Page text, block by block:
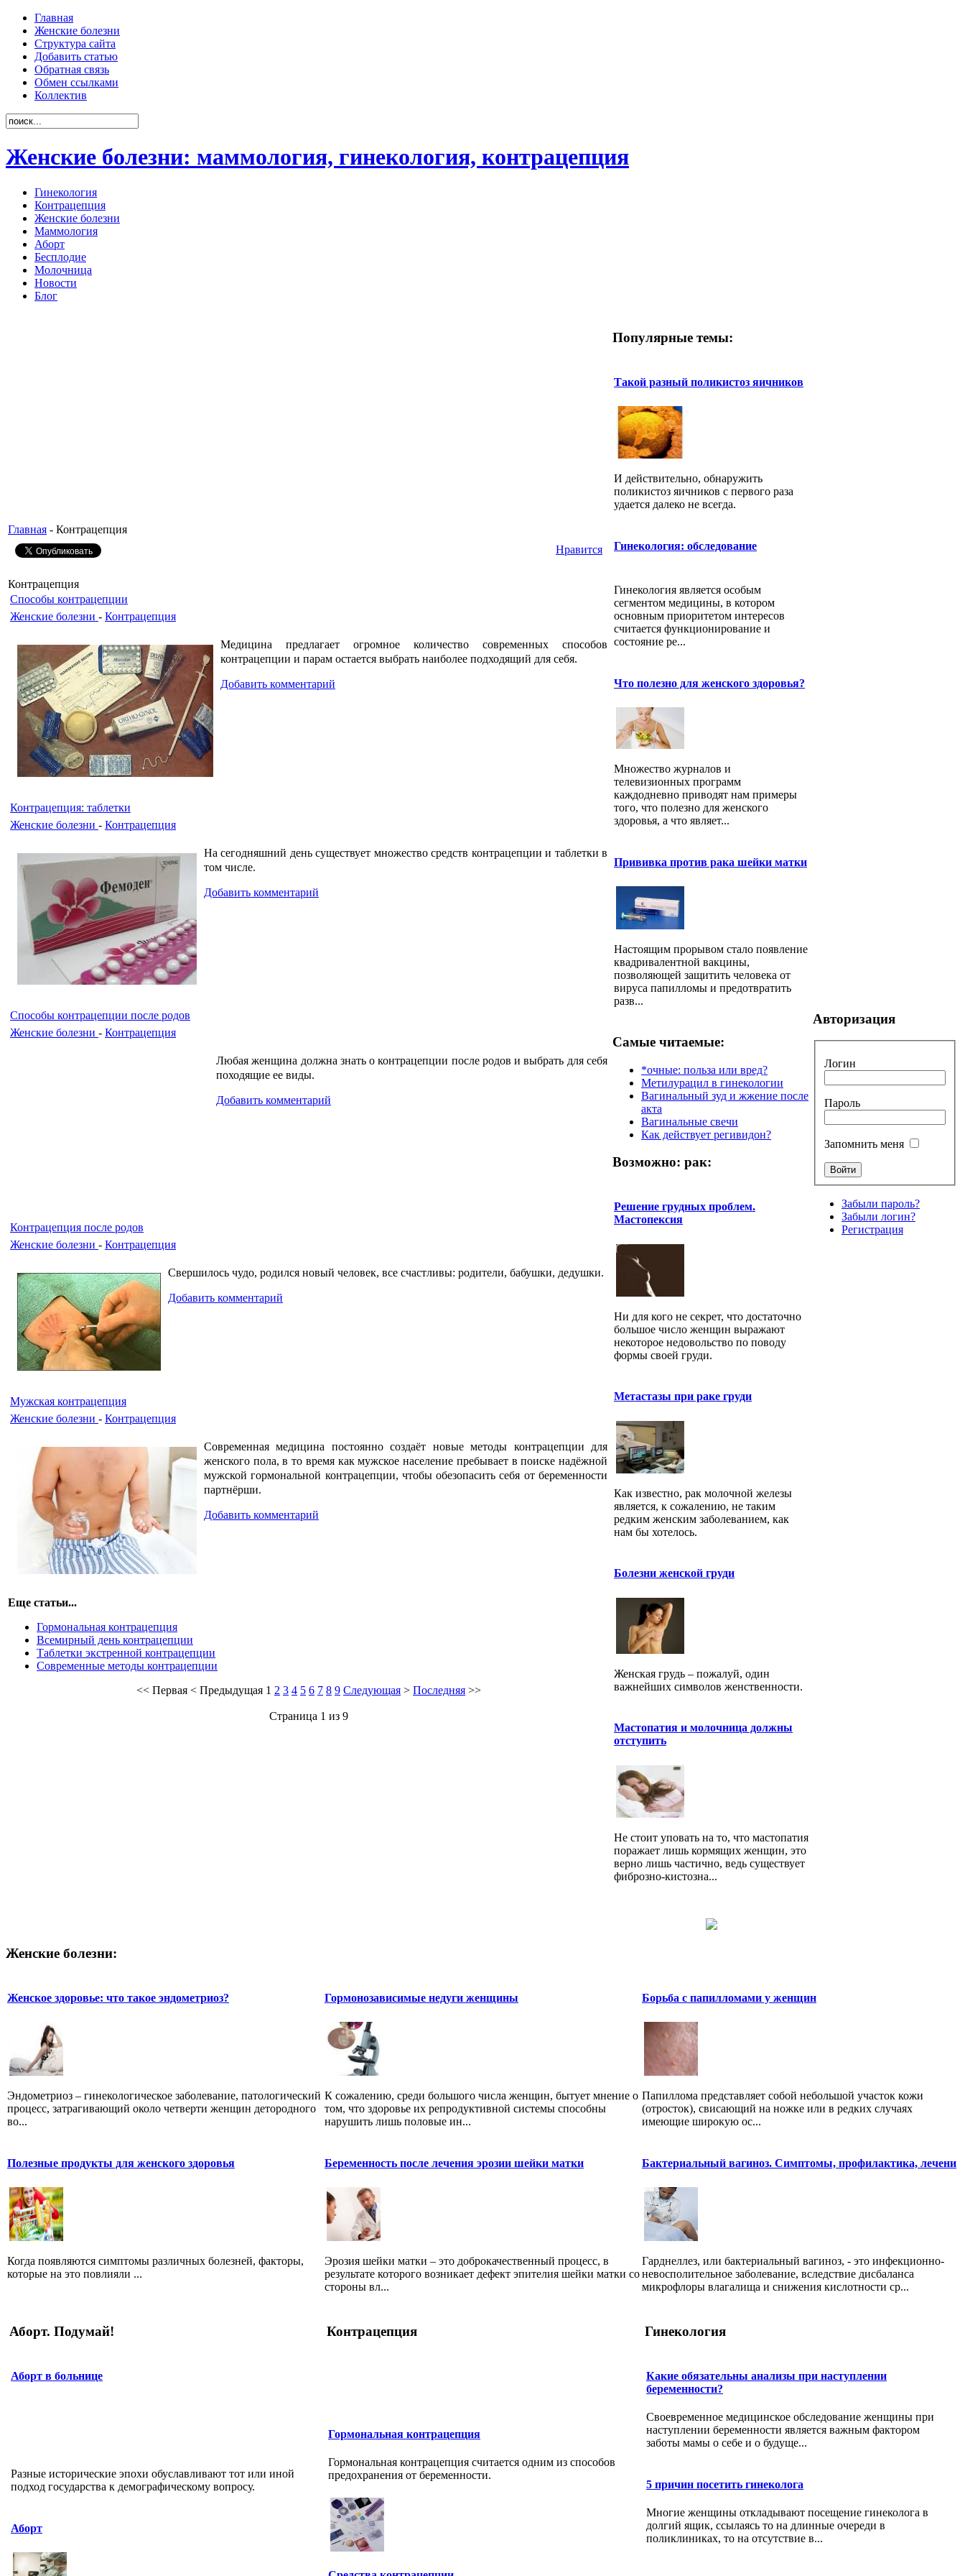
Главная
Женские болезни
Структура сайта
Добавить статью
Обратная связь
Обмен ссылками
Коллектив
Женские болезни: маммология, гинекология, контрацепция
Гинекология
Контрацепция
Женские болезни
Маммология
Аборт
Бесплодие
Молочница
Новости
Блог
Главная - Контрацепция
Нравится
Контрацепция
Способы контрацепции
Женские болезни - Контрацепция
Медицина предлагает огромное количество современных способов
контрацепции и парам остается выбрать наиболее подходящий для себя.
Добавить комментарий
Контрацепция: таблетки
Женские болезни - Контрацепция
На сегодняшний день существует множество средств контрацепции и таблетки в
том числе.
Добавить комментарий
Способы контрацепции после родов
Женские болезни - Контрацепция
Любая женщина должна знать о контрацепции после родов и выбрать для себя
походящие ее виды.
Добавить комментарий
Контрацепция после родов
Женские болезни - Контрацепция
Свершилось чудо, родился новый человек, все счастливы: родители, бабушки, дедушки.
Добавить комментарий
Мужская контрацепция
Женские болезни - Контрацепция
Современная медицина постоянно создаёт новые методы контрацепции для
женского пола, в то время как мужское население пребывает в поиске надёжной
мужской гормональной контрацепции, чтобы обезопасить себя от беременности
партнёрши.
Добавить комментарий
Еще статьи...
Гормональная контрацепция
Всемирный день контрацепции
Таблетки экстренной контрацепции
Современные методы контрацепции
<< Первая < Предыдущая 1 2 3 4 5 6 7 8 9 Следующая > Последняя >>
Страница 1 из 9
Популярные темы:
Такой разный поликистоз яичников
И действительно, обнаружить
поликистоз яичников с первого раза
удается далеко не всегда.
Гинекология: обследование
Гинекология является особым
сегментом медицины, в котором
основным приоритетом интересов
считается функционирование и
состояние ре...
Что полезно для женского здоровья?
Множество журналов и
телевизионных программ
каждодневно приводят нам примеры
того, что полезно для женского
здоровья, а что являет...
Прививка против рака шейки матки
Настоящим прорывом стало появление
квадривалентной вакцины,
позволяющей защитить человека от
вируса папилломы и предотвратить
разв...
Самые читаемые:
*очные: польза или вред?
Метилурацил в гинекологии
Вагинальный зуд и жжение после
акта
Вагинальные свечи
Как действует регивидон?
Возможно: рак:
Решение грудных проблем.
Мастопексия
Ни для кого не секрет, что достаточно
большое число женщин выражают
некоторое недовольство по поводу
формы своей груди.
Метастазы при раке груди
Как известно, рак молочной железы
является, к сожалению, не таким
редким женским заболеванием, как
нам бы хотелось.
Болезни женской груди
Женская грудь – пожалуй, один
важнейших символов женственности.
Мастопатия и молочница должны
отступить
Не стоит уповать на то, что мастопатия
поражает лишь кормящих женщин, это
верно лишь частично, ведь существует
фиброзно-кистозна...
Авторизация
Логин
Пароль
Запомнить меня
Забыли пароль?
Забыли логин?
Регистрация
Женские болезни:
Женское здоровье: что такое эндометриоз?
Эндометриоз – гинекологическое заболевание, патологический
процесс, затрагивающий около четверти женщин детородного
во...
Гормонозависимые недуги женщины
К сожалению, среди большого числа женщин, бытует мнение о
том, что здоровье их репродуктивной системы способны
нарушить лишь половые ин...
Борьба с папилломами у женщин
Папиллома представляет собой небольшой участок кожи
(отросток), свисающий на ножке или в редких случаях
имеющие широкую ос...
Полезные продукты для женского здоровья
Когда появляются симптомы различных болезней, факторы,
которые на это повлияли ...
Беременность после лечения эрозии шейки матки
Эрозия шейки матки – это доброкачественный процесс, в
результате которого возникает дефект эпителия шейки матки со
стороны вл...
Бактериальный вагиноз. Симптомы, профилактика, лечени
Гарднеллез, или бактериальный вагиноз, - это инфекционно-
невосполительное заболевание, вследствие дисбаланса
микрофлоры влагалища и снижения кислотности ср...
Аборт. Подумай!
Аборт в больнице
Разные исторические эпохи обуславливают тот или иной
подход государства к демографическому вопросу.
Аборт
Контрацепция
Гормональная контрацепция
Гормональная контрацепция считается одним из способов
предохранения от беременности.
Гинекология
Какие обязательны анализы при наступлении
беременности?
Своевременное медицинское обследование женщины при
наступлении беременности является важным фактором
заботы мамы о себе и о будуще...
5 причин посетить гинеколога
Многие женщины откладывают посещение гинеколога в
долгий ящик, ссылаясь то на длинные очереди в
поликлиниках, то на отсутствие в...